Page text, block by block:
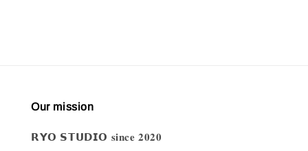
Our mission
𝗥𝗬𝗢 𝗦𝗧𝗨𝗗𝗜𝗢 𝐬𝐢𝐧𝐜𝐞 𝟐𝟎𝟐𝟎